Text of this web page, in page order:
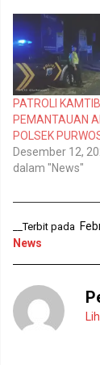
m
b
k
a
d
j
e
n
d
e
l
a
y
a
b
r
M
e
m
b
u
k
a
d
i
j
e
n
d
e
l
n
b
)
PATROLI
PEMANTAUAN
POLSEK
Desember 12,
dalam "News"
__Terbit pada
News